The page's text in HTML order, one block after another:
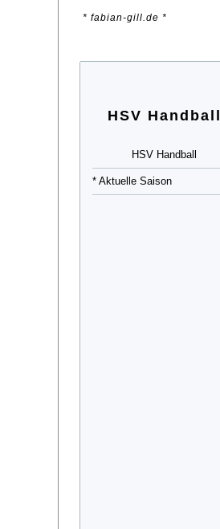
* fabian-gill.de *
HSV Handball
HSV Handball
* Aktuelle Saison